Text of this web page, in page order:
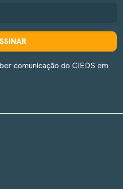
comunicação do CIEDS em